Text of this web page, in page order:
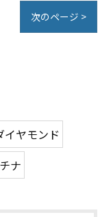
次のページ >
イヤモンド
ナ